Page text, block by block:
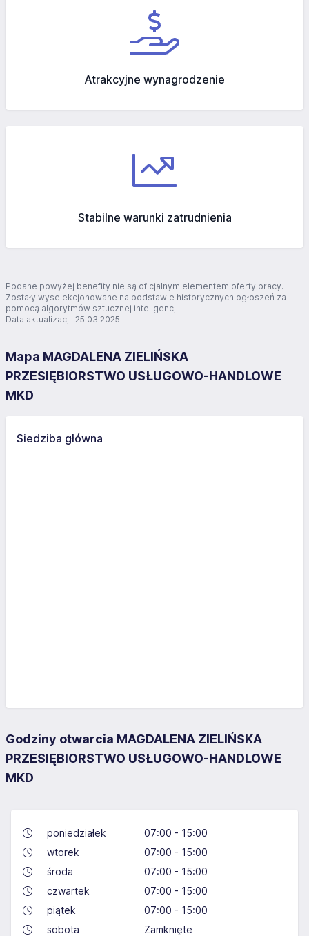
Atrakcyjne wynagrodzenie
Stabilne warunki zatrudnienia
Podane powyżej benefity nie są oficjalnym elementem oferty pracy.
Zostały wyselekcjonowane na podstawie historycznych ogłoszeń za
pomocą algorytmów sztucznej inteligencji.
Data aktualizacji: 25.03.2025
Mapa MAGDALENA ZIELIŃSKA
PRZESIĘBIORSTWO USŁUGOWO-HANDLOWE
MKD
Siedziba główna
Godziny otwarcia MAGDALENA ZIELIŃSKA
PRZESIĘBIORSTWO USŁUGOWO-HANDLOWE
MKD
poniedziałek
07:00 - 15:00
wtorek
07:00 - 15:00
środa
07:00 - 15:00
czwartek
07:00 - 15:00
piątek
07:00 - 15:00
sobota
Zamknięte